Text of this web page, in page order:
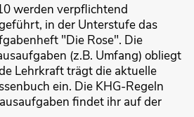
werden verpflichtend
in der Unterstufe das
"Die Rose". Die
(z.B. Umfang) obliegt
Lehrkraft trägt die aktuelle
ein. Die KHG-Regeln
findet ihr auf der